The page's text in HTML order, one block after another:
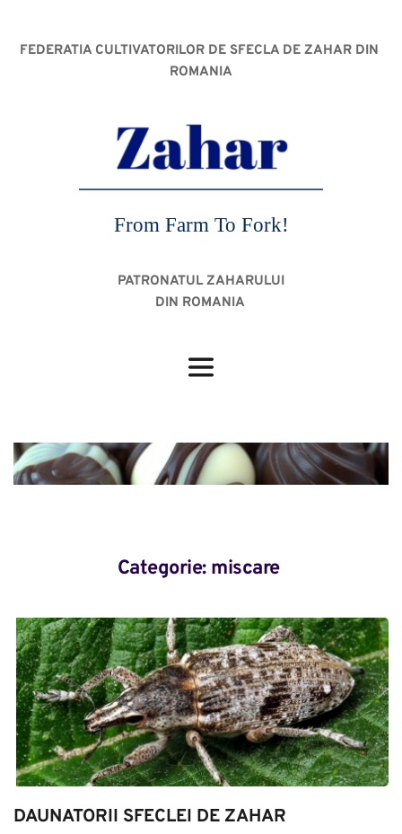
FEDERATIA CULTIVATORILOR DE SFECLA DE ZAHAR DIN
ROMANIA
From Farm To Fork!
PATRONATUL ZAHARULUI
DIN ROMANIA
Categorie: miscare
DAUNATORII SFECLEI DE ZAHAR